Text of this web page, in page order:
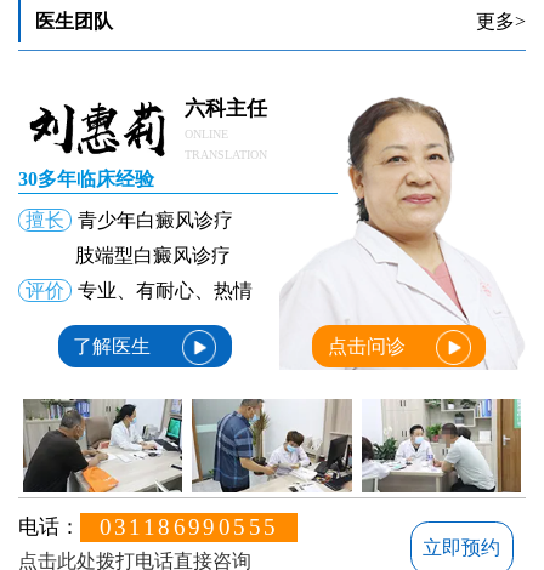
医生团队 更多>
六科主任
ONLINE
TRANSLATION
30多年临床经验
擅长
青少年白癜风诊疗
肢端型白癜风诊疗
评价
专业、有耐心、热情
了解医生 点击问诊
电话： 031186990555
点击此处拨打电话直接咨询
立即预约